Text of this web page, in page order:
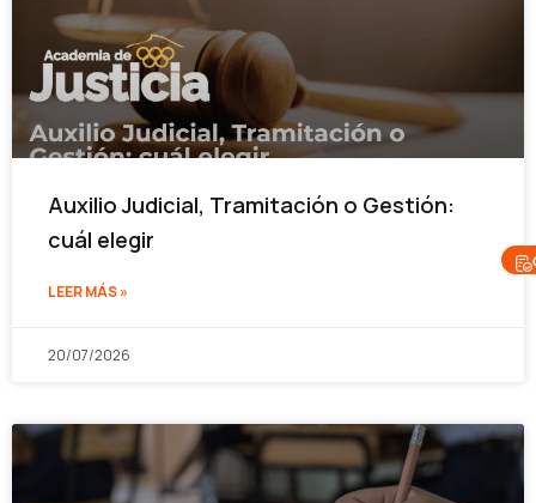
Auxilio Judicial, Tramitación o Gestión:
cuál elegir
LEER MÁS »
20/07/2026